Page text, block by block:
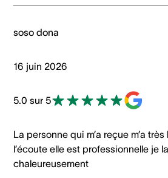
soso dona
16 juin 2026
5.0 sur 5
La personne qui m’a reçue m’a
l’écoute elle est professionnelle je
chaleureusement